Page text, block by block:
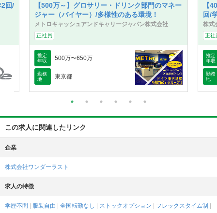
に自分が持つ海外の友人をシェアできるような仕組みを考えてい
ます。）
このビジョンの実現にはこれまでの「旅行」の定義を変える必要
があり、そのためには既存の旅の手段（旅行代理店やガイドブッ
ク、クチコミサイトといったもの）を全て変える必要がありま
私達株式会社ワンダーラストはこのCompathyを通じて「これか
らの旅のスタンダード」を目指し、旅を通じて良い世界の創出に
貢献したいと考えています。
2回/
【500万～】グロサリー・ドリンク部門のマネー
ジャー（バイヤー）/多様性のある環境！
メトロキャッシュアンドキャリージャパン株式会社
正社員
推定
年収
500万〜650万
勤務
地
東京都
【
回/
株式
正社
推定
年収
勤務
地
この求人に関連したリンク
企業
株式会社ワンダーラスト
求人の特徴
学歴不問 服装自由 全国転勤なし ストックオプション
フレックスタイム制